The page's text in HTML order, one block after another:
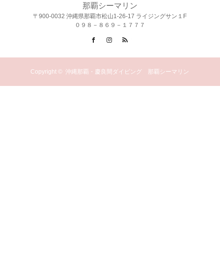
那覇シーマリン
〒900-0032 沖縄県那覇市松山1-26-17 ライジングサン１F
０９８－８６９－１７７７
FacebookInstagram
Copyright ©沖縄那覇・慶良間ダイビング 那覇シーマリン